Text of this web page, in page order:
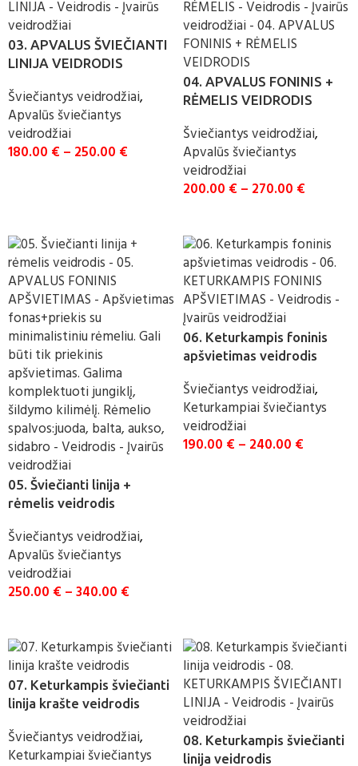
03. APVALUS ŠVIEČIANTI
LINIJA VEIDRODIS
Šviečiantys veidrodžiai,
Apvalūs šviečiantys
veidrodžiai
180.00 € – 250.00 €
04. APVALUS FONINIS +
RĖMELIS VEIDRODIS
Šviečiantys veidrodžiai,
Apvalūs šviečiantys
veidrodžiai
200.00 € – 270.00 €
05. Šviečianti linija +
rėmelis veidrodis
Šviečiantys veidrodžiai,
Apvalūs šviečiantys
veidrodžiai
250.00 € –340.00 €
06. Keturkampis foninis
apšvietimas veidrodis
Šviečiantys veidrodžiai,
Keturkampiai šviečiantys
veidrodžiai
190.00 € – 240.00 €
07. Keturkampis šviečianti
linija krašte veidrodis
Šviečiantys veidrodžiai,
Keturkampiai šviečiantys
08. Keturkampis šviečianti
linija veidrodis